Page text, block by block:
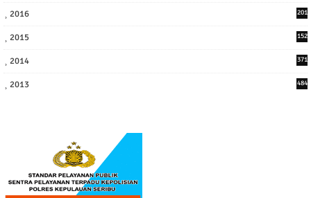
2016
201
2015 152
2014 371
2013 484